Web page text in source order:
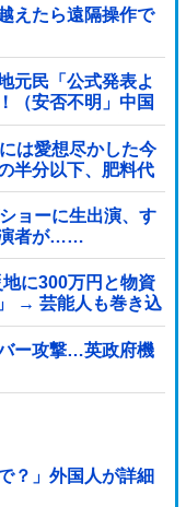
えたら遠隔操作で
元民「公式発表よ
（安否不明」中国
三峡ダム接近中」
は愛想尽かした今
半分以下、肥料代
ョーに生出演、す
演者が……
に300万円と物資
→ 芸能人も巻き込
ー攻撃…英政府機
？」外国人が詳細